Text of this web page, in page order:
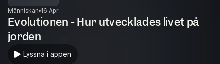
Människan 16 Apr
Evolutionen - Hur utvecklades livet på
jorden
Lyssna i appen